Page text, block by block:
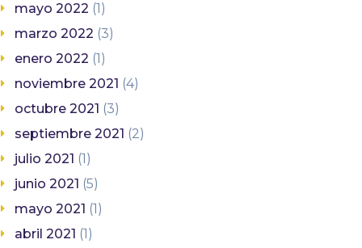
mayo 2022 (1)
marzo 2022 (3)
enero 2022 (1)
noviembre 2021 (4)
octubre 2021 (3)
septiembre 2021 (2)
julio 2021 (1)
junio 2021 (5)
mayo 2021 (1)
abril 2021 (1)